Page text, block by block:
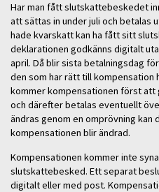
Har man fått slutskattebeskedet
att sättas in under juli och betalas
hade kvarskatt kan ha fått sitt
deklarationen godkänns digitalt
april. Då blir sista betalningsdag
den som har rätt till kompensation
kommer kompensationen först
och därefter betalas eventuellt
ändras genom en omprövning kan
kompensationen blir ändrad.
Kompensationen kommer inte
slutskattebesked. Ett separat
digitalt eller med post.